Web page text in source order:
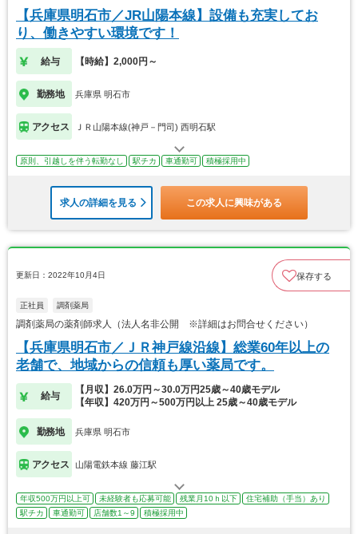
【兵庫県明石市／JR山陽本線】設備も充実してお
り、働きやすい環境です！
給与 【時給】2,000円～
勤務地 兵庫県 明石市
アクセス ＪＲ山陽本線(神戸－門司) 西明石駅
原則、引越しを伴う転勤なし 駅チカ 車通勤可 積極採用中
求人の詳細を見る この求人に興味がある
更新日：2022年10月4日 保存する
正社員 調剤薬局
調剤薬局の薬剤師求人（法人名非公開 ※詳細はお問合せください）
【兵庫県明石市／ＪＲ神戸線沿線】総業60年以上の
老舗で、地域からの信頼も厚い薬局です。
給与
【月収】26.0万円～30.0万円25歳～40歳モデル
【年収】420万円～500万円以上 25歳～40歳モデル
勤務地 兵庫県 明石市
アクセス 山陽電鉄本線 藤江駅
年収500万円以上可 未経験者も応募可能 残業月10ｈ以下
住宅補助（手当）あり
駅チカ
車通勤可 店舗数1～9 積極採用中